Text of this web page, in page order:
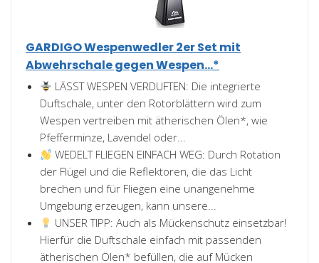
GARDIGO Wespenwedler 2er Set mit
Abwehrschale gegen Wespen...*
LÄSST WESPEN VERDUFTEN: Die integrierte
Duftschale, unter den Rotorblättern wird zum
Wespen vertreiben mit ätherischen Ölen*, wie
Pfefferminze, Lavendel oder...
WEDELT FLIEGEN EINFACH WEG: Durch Rotation
der Flügel und die Reflektoren, die das Licht
brechen und für Fliegen eine unangenehme
Umgebung erzeugen, kann unsere...
UNSER TIPP: Auch als Mückenschutz einsetzbar!
Hierfür die Duftschale einfach mit passenden
ätherischen Ölen* befüllen, die auf Mücken